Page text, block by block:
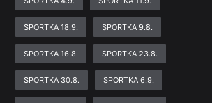
SPORTKA 18.9. SPORTKA 9.8.
SPORTKA 16.8. SPORTKA 23.8.
SPORTKA 30.8. SPORTKA 6.9.